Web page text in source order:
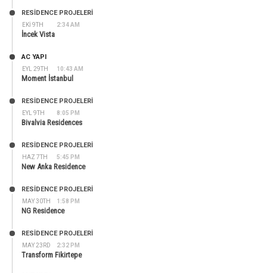
EKI 9TH 2:34 AM
RESIDENCE PROJELERI
İncek Vista
EYL 29TH 10:43 AM
AC YAPI
Moment İstanbul
EYL 9TH 8:05 PM
RESIDENCE PROJELERI
Bivalvia Residences
HAZ 7TH 5:45 PM
RESIDENCE PROJELERI
New Anka Residence
MAY 30TH 1:58 PM
RESIDENCE PROJELERI
NG Residence
MAY 23RD 2:32 PM
RESIDENCE PROJELERI
Transform Fikirtepe